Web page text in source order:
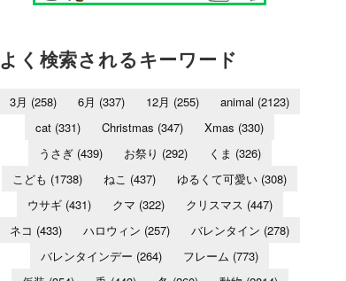
よく検索されるキーワード
3月 (258) 6月 (337) 12月 (255) animal (2123)
cat (331) Christmas (347) Xmas (330)
うさぎ(439) お祭り (292) くま (326)
こども (1738) ねこ (437) ゆるくて可愛い (308)
ウサギ(431) クマ (322) クリスマス (447)
ネコ (433) ハロウィン (257) バレンタイン (278)
バレンタインデー (264) フレーム (773)